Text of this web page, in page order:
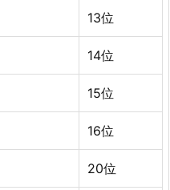
13位
14位
15位
16位
20位